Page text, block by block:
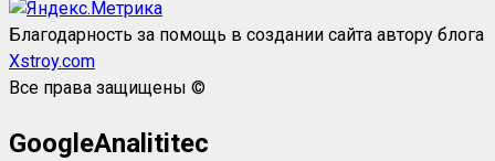
Благодарность за помощь в создании сайта автору блога
Xstroy.com
Все права защищены ©
GoogleAnalititec